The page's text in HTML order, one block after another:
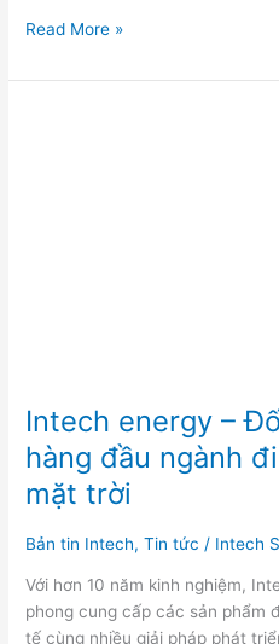
Read More »
Intech energy –
hàng đầu ngành
mặt trời
Bản tin Intech,Tin tức / Intech
Với hơn 10 năm kinh nghiệm,
phong cung cấp các sản phẩm
tế cùng nhiều giải pháp phát
năng
lượng
mặt
trời